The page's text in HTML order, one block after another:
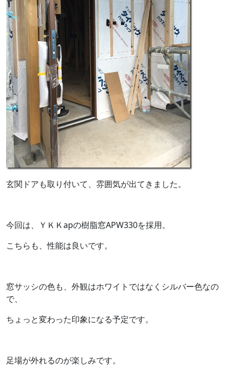
玄関ドアも取り付いて、雰囲気が出てきました。
今回は、ＹＫＫapの樹脂窓APW330を採用。
こちらも、性能は良いです。
窓サッシの色も、外観はホワイトではなくシルバー色なの
で、
ちょっと変わった印象になる予定です。
足場が外れるのが楽しみです。